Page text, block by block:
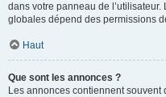
dans votre panneau de
globales dépend des permissions
Haut
Que sont les annonces ?
Les annonces contiennent